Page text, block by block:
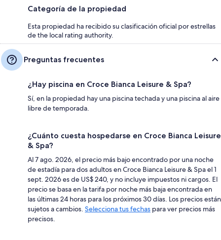
Categoría de la propiedad
Esta propiedad ha recibido su clasificación oficial por estrellas
de the local rating authority.
Preguntas frecuentes
¿Hay piscina en Croce Bianca Leisure & Spa?
Sí, en la propiedad hay una piscina techada y una piscina al aire
libre de temporada.
¿Cuánto cuesta hospedarse en Croce Bianca Leisure
& Spa?
Al 7 ago. 2026, el precio más bajo encontrado por una noche
de estadía para dos adultos en Croce Bianca Leisure & Spa el 1
sept. 2026 es de US$ 240, y no incluye impuestos ni cargos. El
precio se basa en la tarifa por noche más baja encontrada en
las últimas 24 horas para los próximos 30 días. Los precios están
sujetos a cambios. Selecciona tus fechas para ver precios más
precisos.